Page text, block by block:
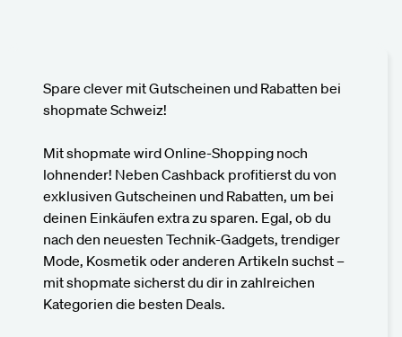
Spare clever mit Gutscheinen und Rabatten bei
shopmate Schweiz!
Mit shopmate wird Online-Shopping noch
lohnender! Neben Cashback profitierst du von
exklusiven Gutscheinen und Rabatten, um bei
deinen Einkäufen extra zu sparen. Egal, ob du
nach den neuesten Technik-Gadgets, trendiger
Mode, Kosmetik oder anderen Artikeln suchst –
mit shopmate sicherst du dir in zahlreichen
Kategorien die besten Deals.